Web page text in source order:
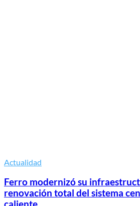
Actualidad
Ferro modernizó su
renovación total del sistema
caliente